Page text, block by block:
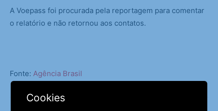
A Voepass foi procurada pela reportagem para comentar
o relatório e não retornou aos contatos.
Fonte: Agência Brasil
Cookies